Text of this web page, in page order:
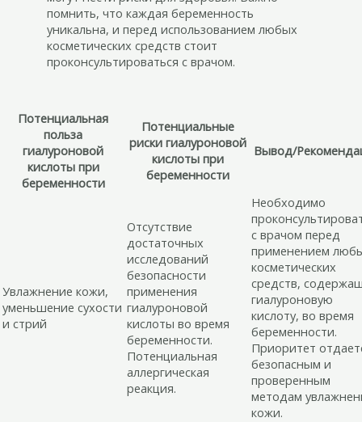
помнить, что каждая беременность
уникальна, и перед использованием любых
косметических средств стоит
проконсультироваться с врачом.
Потенциальная
польза
гиалуроновой
кислоты при
беременности
Потенциальные
риски гиалуроновой
кислоты при
беременности
Вывод/
Увлажнение кожи,
уменьшение сухости
и стрий
Отсутствие
достаточных
исследований
безопасности
применения
гиалуроновой
кислоты во время
беременности.
Потенциальная
аллергическая
реакция.
Необходимо
с врачом перед
применением
косметических
средств,
гиалуроновую
кислоту, во время
беременности.
Приоритет
безопасным и
проверенным
методам
кожи.